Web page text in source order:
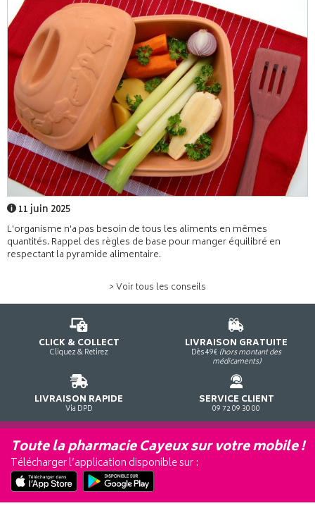
11 juin 2025
L'organisme n'a pas besoin de tous les aliments en mêmes
quantités. Rappel des règles de base pour manger équilibré en
respectant la pyramide alimentaire.
> Voir tous les conseils
CLICK & COLLECT
Cliquez & Retirez
LIVRAISON GRATUITE
Dès 49€ (hors montant des
médicaments)
LIVRAISON RAPIDE
Via DPD
SERVICE CLIENT
09 72 09 30 00
Toute la pharmacie Cayeux sur votre mobile !
Télécharger l’application disponible sur :